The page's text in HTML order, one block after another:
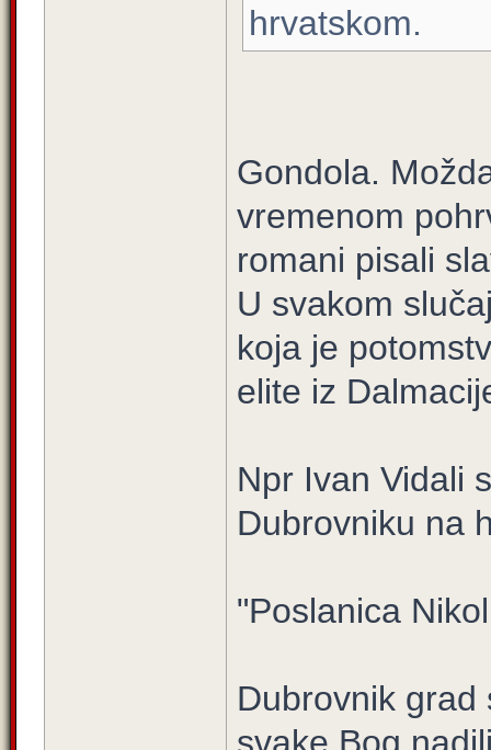
hrvatskom.
Gondola.
vremenom
romani pisali
U svakom
koja je
elite iz
Npr Ivan Vidali
Dubrovniku na
"Poslanica
Dubrovnik grad